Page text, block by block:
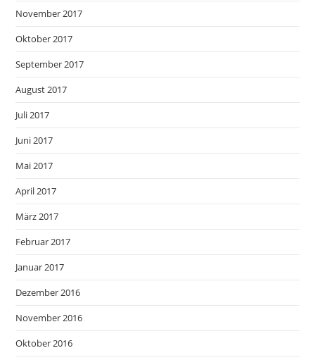
November 2017
Oktober 2017
September 2017
August 2017
Juli 2017
Juni 2017
Mai 2017
April 2017
März 2017
Februar 2017
Januar 2017
Dezember 2016
November 2016
Oktober 2016